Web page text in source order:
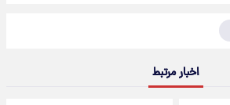
اخبار مرتبط